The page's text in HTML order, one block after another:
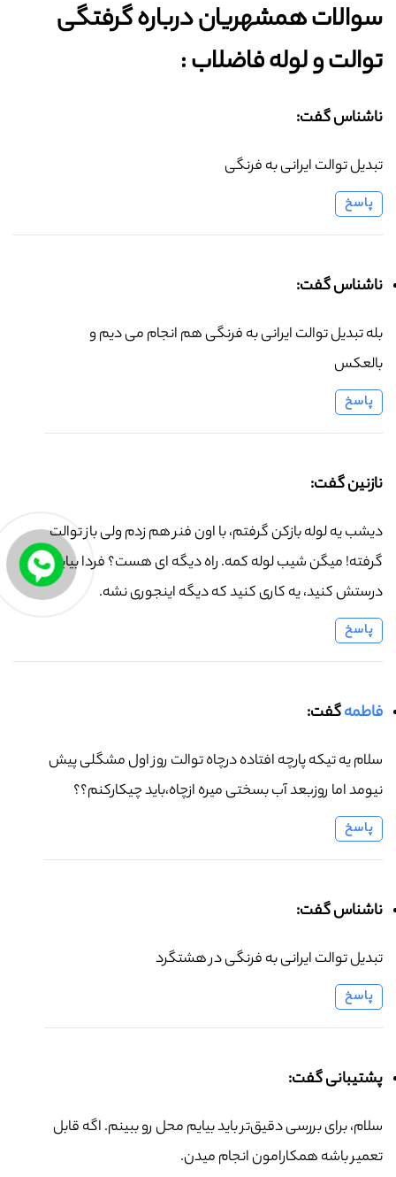
سوالات همشهریان درباره گرفتگی
توالت و لوله فاضلاب :‌
ناشناس گفت:
تبدیل توالت ایرانی به فرنگی
پاسخ
ناشناس گفت:
بله تبدیل توالت ایرانی به فرنگی هم انجام می دیم و
بالعکس
پاسخ
نازنین گفت:
دیشب یه لوله بازکن گرفتم، با اون فنر هم زدم ولی باز توالت
گرفته! میگن شیب لوله کمه. راه دیگه ای هست؟ فردا بیاین
درستش کنید، یه کاری کنید که دیگه اینجوری نشه.
پاسخ
فاطمهگفت:
سلام یه تیکه پارچه افتاده درچاه توالت روز اول مشگلی پیش
نیومد اما روزبعد آب بسختی میره ازچاه،باید چیکارکنم؟؟
پاسخ
ناشناس گفت:
تبدیل توالت ایرانی به فرنگی در هشتگرد
پاسخ
پشتیبانی گفت:
سلام، برای بررسی دقیق‌تر باید بیایم محل رو ببینم. اگه قابل
تعمیر باشه همکارامون انجام میدن.